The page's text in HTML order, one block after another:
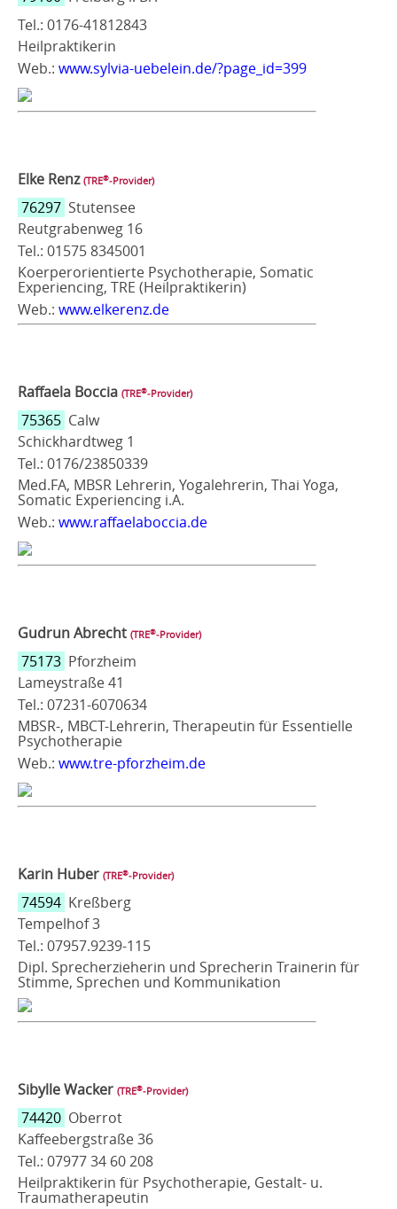
Tel.: 0176-41812843
Heilpraktikerin
Web.: www.sylvia-uebelein.de/?page_id=399
Elke Renz (TRE®‑Provider)
76297 Stutensee
Reutgrabenweg 16
Tel.: 01575 8345001
Koerperorientierte Psychotherapie, Somatic
Experiencing, TRE (Heilpraktikerin)
Web.: www.elkerenz.de
Raffaela Boccia (TRE®‑Provider)
75365 Calw
Schickhardtweg 1
Tel.: 0176/23850339
Med.FA, MBSR Lehrerin, Yogalehrerin, Thai Yoga,
Somatic Experiencing i.A.
Web.: www.raffaelaboccia.de
Gudrun Abrecht (TRE®‑Provider)
75173 Pforzheim
Lameystraße 41
Tel.: 07231-6070634
MBSR-, MBCT-Lehrerin, Therapeutin für Essentielle
Psychotherapie
Web.: www.tre-pforzheim.de
Karin Huber (TRE®‑Provider)
74594 Kreßberg
Tempelhof 3
Tel.: 07957.9239-115
Dipl. Sprecherzieherin und Sprecherin Trainerin für
Stimme, Sprechen und Kommunikation
Sibylle Wacker (TRE®‑Provider)
74420 Oberrot
Kaffeebergstraße 36
Tel.: 07977 34 60 208
Heilpraktikerin für Psychotherapie, Gestalt- u.
Traumatherapeutin